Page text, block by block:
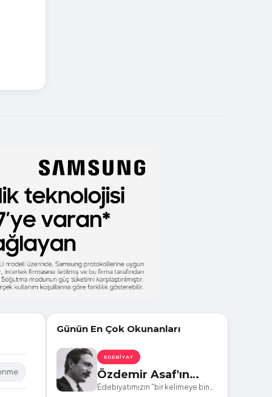
Günün En Çok Okunanları
EDEBIYAT
Özdemir Asaf'ın
Mutlaka Okunması
Edebiyatımızın "bir kelimeye bin